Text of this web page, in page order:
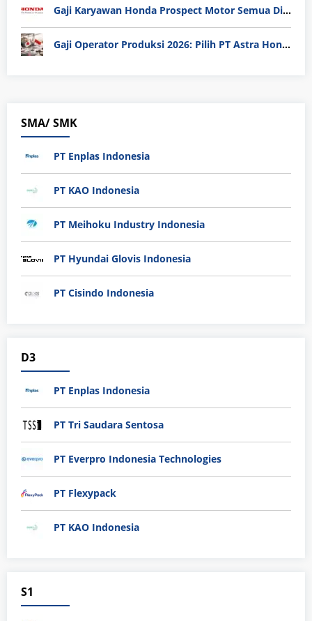
Gaji Karyawan Honda Prospect Motor Semua Divisi
Gaji Operator Produksi 2026: Pilih PT Astra Honda Motor (AHM) atau Manufaktur di Jepang?
SMA/ SMK
PT Enplas Indonesia
PT KAO Indonesia
PT Meihoku Industry Indonesia
PT Hyundai Glovis Indonesia
PT Cisindo Indonesia
D3
PT Enplas Indonesia
PT Tri Saudara Sentosa
PT Everpro Indonesia Technologies
PT Flexypack
PT KAO Indonesia
S1